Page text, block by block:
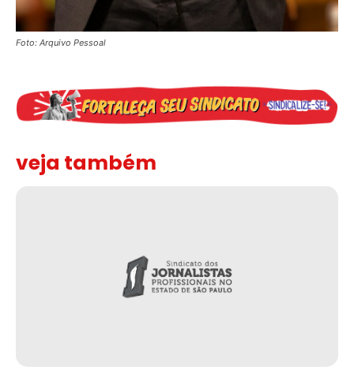
Foto: Arquivo Pessoal
veja também